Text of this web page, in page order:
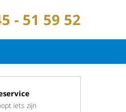
- 51 59 52
iets zijn